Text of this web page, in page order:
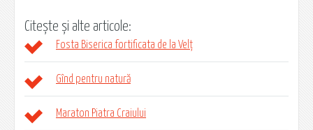
Citește și alte articole:
Fosta Biserica fortificata de la Velț
Gînd pentru natură
Maraton Piatra Craiului